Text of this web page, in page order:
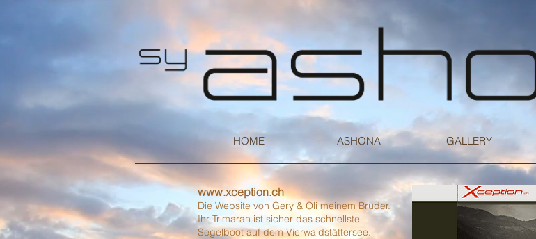
HOME ASHONA GALLERY
www.xception.ch
Die Website von Gery & Oli meinem Bruder.
Ihr Trimaran ist sicher das schnellste
Segelbootauf dem Vierwaldstättersee.